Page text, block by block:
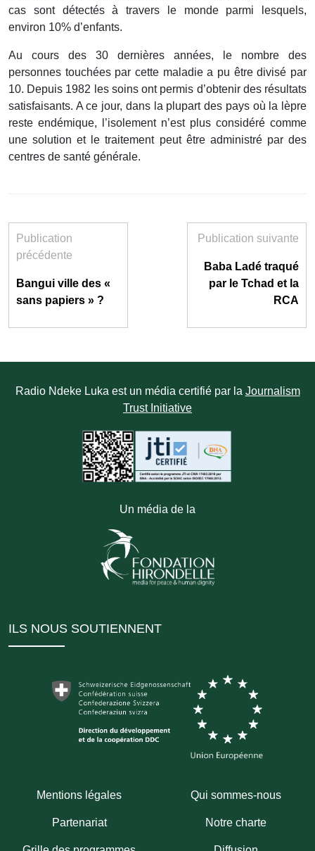
cas sont détectés à travers le monde parmi lesquels,
environ 10% d’enfants.
Au cours des 30 dernières années, le nombre des
personnes touchées par cette maladie a pu être divisé par
10. Depuis 1982 les soins ont permis d’obtenir des résultats
satisfaisants. A ce jour, dans la plupart des pays où la lèpre
reste endémique, l’isolement n’est plus considéré comme
une solution et le traitement peut être administré par des
centres de santé générale.
Publication
précédente
Bangui ville des «
sans papiers » ?
Publication suivante
Baba Ladé traqué
par le Tchad et la
RCA
Radio Ndeke Luka est un média certifié par la Journalism
Trust Initiative
Un média de la
ILS NOUS SOUTIENNENT
Mentions légales Qui sommes-nous
Partenariat Notre charte